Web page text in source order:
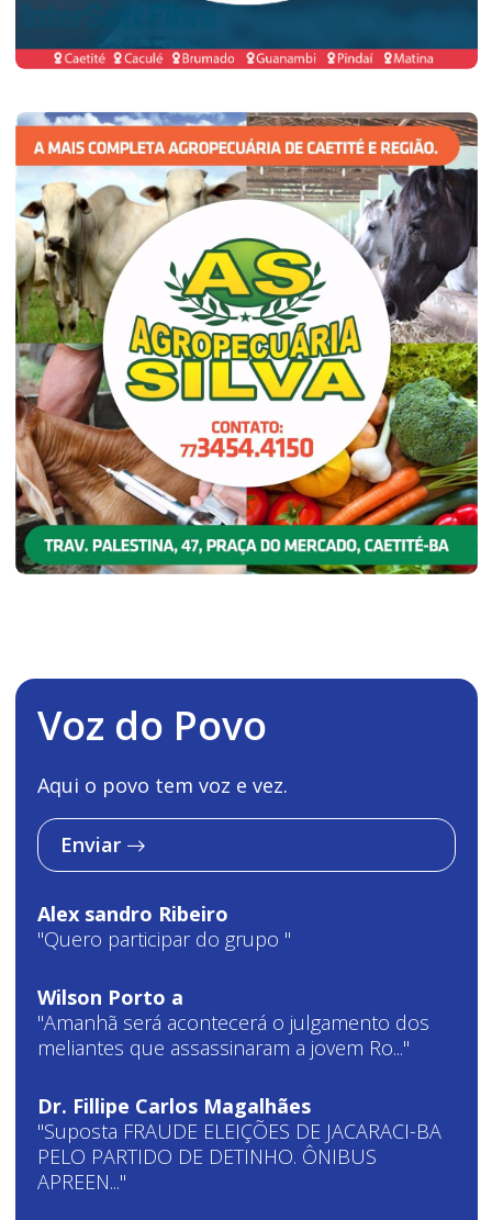
Voz do Povo
Aqui o povo tem voz e vez.
Enviar
Alex sandro Ribeiro
"Quero participar do grupo "
Wilson Porto a
"Amanhã será acontecerá o julgamento dos
meliantes que assassinaram a jovem Ro..."
Dr. Fillipe Carlos Magalhães
"Suposta FRAUDE ELEIÇÕES DE JACARACI-BA
PELO PARTIDO DE DETINHO. ÔNIBUS
APREEN..."